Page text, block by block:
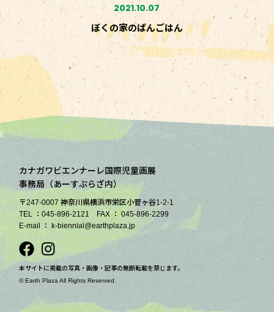
2021.10.07
ぼくの家のばんごはん
カナガワビエンナーレ国際児童画展
事務局（あーすぷらざ内）
〒247-0007 神奈川県横浜市栄区小菅ヶ谷1-2-1
TEL ：045-896-2121 FAX ： 045-896-2299
E-mail ： k-biennial@earthplaza.jp
本サイトに掲載の写真・画像・記事の無断転載を禁じます。
© Earth Plaza All Rights Reserved.